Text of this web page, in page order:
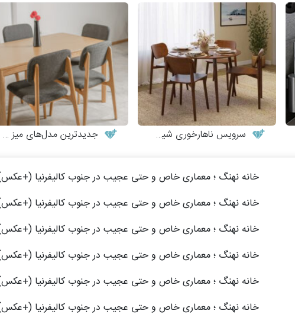
سرویس ناهارخوری شیک و مینیمال جدیدترین مدل‌های میز و صندلی چوبی مدرن